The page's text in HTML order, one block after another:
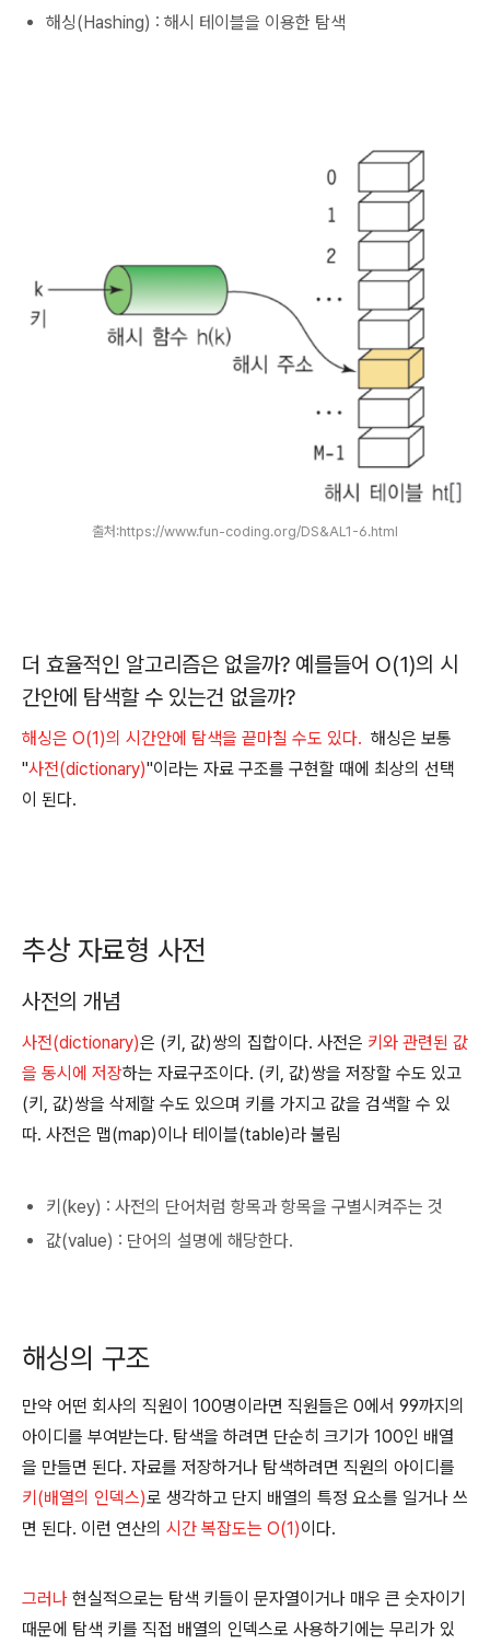
해싱(Hashing) : 해시 테이블을 이용한 탐색
출처:https://www.fun-coding.org/DS&AL1-6.html
더 효율적인 알고리즘은 없을까? 예를들어 O(1)의 시
간안에 탐색할 수 있는건 없을까?
해싱은 O(1)의 시간안에 탐색을 끝마칠 수도 있다. 해싱은 보통
"사전(dictionary)"이라는 자료 구조를 구현할 때에 최상의 선택
이 된다.
추상 자료형 사전
사전의 개념
사전(dictionary)은 (키, 값)쌍의 집합이다. 사전은 키와 관련된 값
을 동시에 저장하는 자료구조이다. (키, 값)쌍을 저장할 수도 있고
(키, 값)쌍을 삭제할 수도 있으며 키를 가지고 값을 검색할 수 있
따. 사전은 맵(map)이나 테이블(table)라 불림
키(key) : 사전의 단어처럼 항목과 항목을 구별시켜주는 것
값(value) : 단어의 설명에 해당한다.
해싱의 구조
만약 어떤 회사의 직원이 100명이라면 직원들은 0에서 99까지의
아이디를 부여받는다. 탐색을 하려면 단순히 크기가 100인 배열
을 만들면 된다. 자료를 저장하거나 탐색하려면 직원의 아이디를
키(배열의 인덱스)로 생각하고 단지 배열의 특정 요소를 일거나 쓰
면 된다. 이런 연산의 시간 복잡도는 O(1)이다.
그러나 현실적으로는 탐색 키들이 문자열이거나 매우 큰 숫자이기
때문에 탐색 키를 직접 배열의 인덱스로 사용하기에는 무리가 있